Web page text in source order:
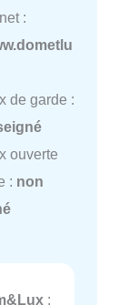
:
de garde :
ouverte
: non
: